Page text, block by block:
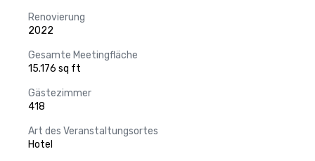
Renovierung
2022
Gesamte Meetingfläche
15.176 sq ft
Gästezimmer
418
Art des Veranstaltungsortes
Hotel